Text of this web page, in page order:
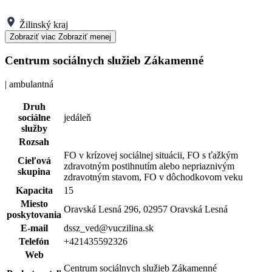
Žilinský kraj
Zobraziť viac Zobraziť menej
Centrum sociálnych služieb Zákamenné
| ambulantná
Druh
sociálne
služby
jedáleň
Rozsah
Cieľová
skupina
FO v krízovej sociálnej situácii, FO s ťažkým
zdravotným postihnutím alebo nepriaznivým
zdravotným stavom, FO v dôchodkovom veku
Kapacita
15
Miesto
poskytovania
Oravská Lesná 296, 02957 Oravská Lesná
E-mail
dssz_ved@vuczilina.sk
Telefón
+421435592326
Web
Centrum sociálnych služieb Zákamenné